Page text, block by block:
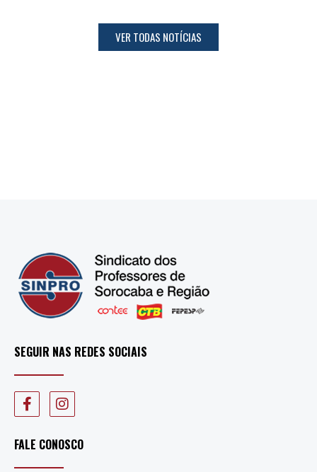
VER TODAS NOTÍCIAS
SEGUIR NAS REDES SOCIAIS
FALE CONOSCO